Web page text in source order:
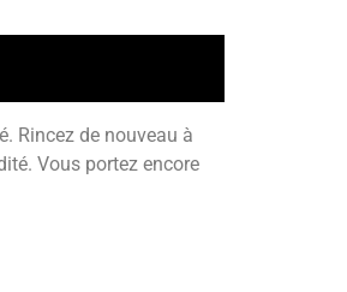
Rincez de nouveau à
Vous portez encore